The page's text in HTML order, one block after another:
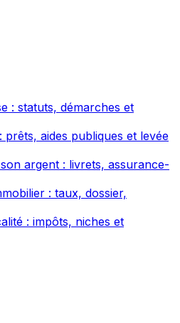
: statuts, démarches et
aides publiques et levée
argent : livrets, assurance-
: taux, dossier,
: impôts, niches et